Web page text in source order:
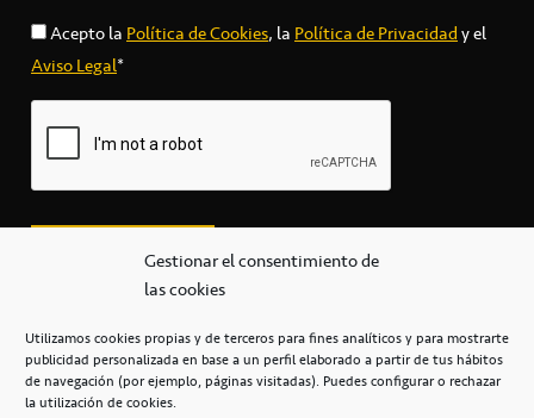
Gestionar el consentimiento de
las cookies
Utilizamos cookies propias y de terceros para fines analíticos y para mostrarte
publicidad personalizada en base a un perfil elaborado a partir de tus hábitos
de navegación (por ejemplo, páginas visitadas). Puedes configurar o rechazar
la utilización de cookies.
Acepto laPolítica de Cookies, laPolítica de Privacidady el
Aviso Legal*
secretaria@cbcanarias.es
+34 922 253 684